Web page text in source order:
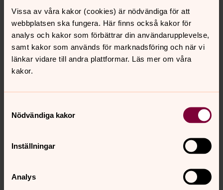
Vissa av våra kakor (cookies) är nödvändiga för att
webbplatsen ska fungera. Här finns också kakor för
analys och kakor som förbättrar din användarupplevelse,
samt kakor som används för marknadsföring och när vi
länkar vidare till andra plattformar. Läs mer om våra
kakor.
Nödvändiga kakor
Inställningar
Analys
Foto: Anita Fors
Det är mysigt att pyssla tillsammans.
Synpunkter eller frågor på sidans
jukkasjarvi.forsamling@svenskakyrkan.se